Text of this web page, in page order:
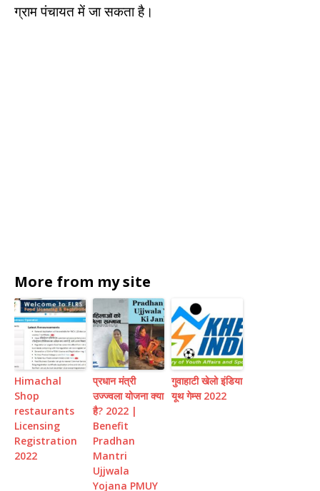
ग्राम पंचायत में जा सकता है।
More from my site
Himachal
Shop
restaurants
Licensing
Registration
2022
प्रधान मंत्री
उज्ज्वला योजना क्या
है? 2022 |
Benefit
Pradhan
Mantri
Ujjwala
Yojana PMUY
गुवाहाटी खेलो इंडिया
यूथ गेम्स 2022